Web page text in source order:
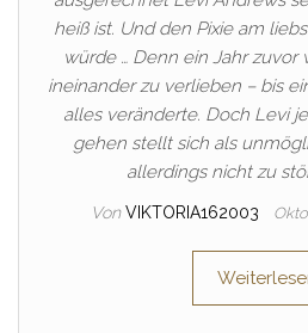
heiß ist. Und den Pixie am
würde … Denn ein Jahr zuvor
ineinander zu verlieben – bis
alles veränderte. Doch Levi
gehen stellt sich als
allerdings nicht zu
Von VIKTORIA162003